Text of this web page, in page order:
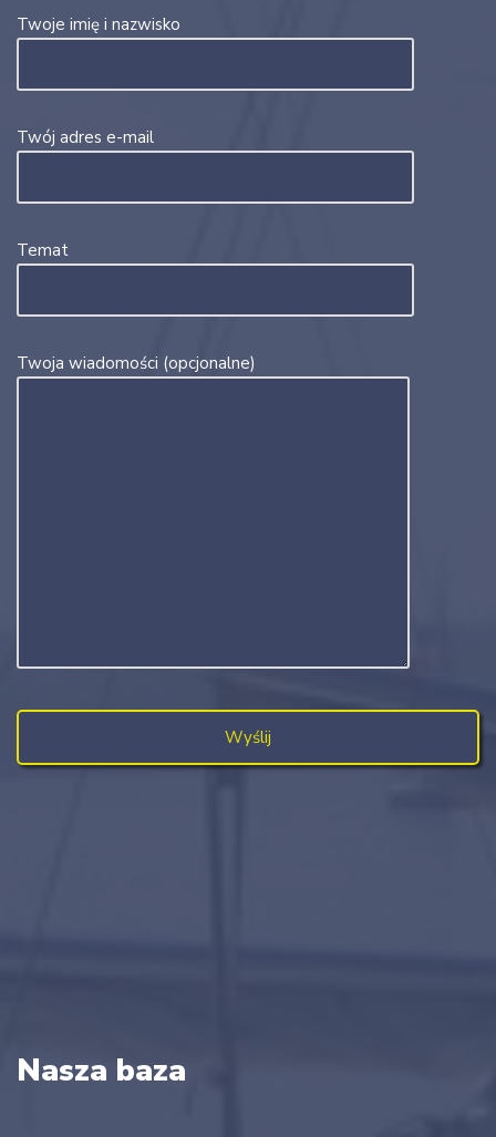
Twoje imię i nazwisko
Twój adres e-mail
Temat
Twoja wiadomości (opcjonalne)
Nasza baza